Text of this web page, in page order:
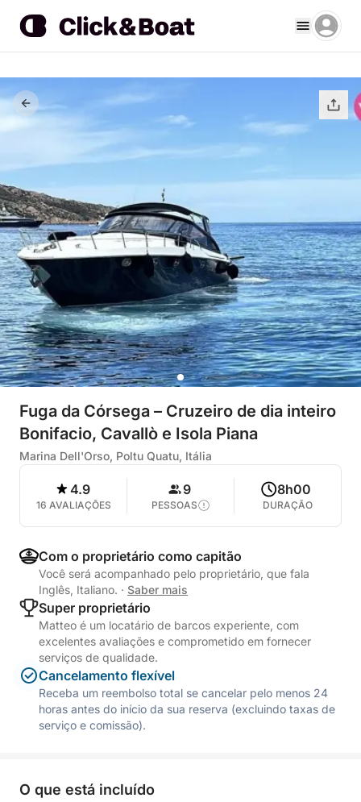
Fuga da Córsega – Cruzeiro de dia inteiro
Bonifacio, Cavallò e Isola Piana
Marina Dell'Orso, Poltu Quatu, Itália
4.9
16 AVALIAÇÕES
9
PESSOAS
8h00
DURAÇÃO
Com o proprietário como capitão
Você será acompanhado pelo proprietário, que fala
Inglês, Italiano. · Saber mais
Super proprietário
Matteo é um locatário de barcos experiente, com
excelentes avaliações e comprometido em fornecer
serviços de qualidade.
Cancelamento flexível
Receba um reembolso total se cancelar pelo menos 24
horas antes do início da sua reserva (excluindo taxas de
serviço e comissão).
O que está incluído